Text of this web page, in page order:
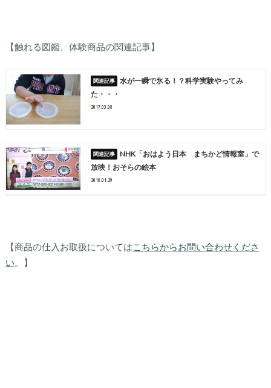
【触れる図鑑、体験商品の関連記事】
水が一瞬で氷る！？科学実験やってみ
た・・・
2017.03.08
NHK「おはよう日本 まちかど情報室」で
放映！おそらの絵本
2018.01.29
【商品の仕入お取扱についてはこちらからお問い合わせくださ
い。】